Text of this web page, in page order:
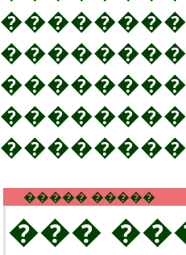
����� �����
���